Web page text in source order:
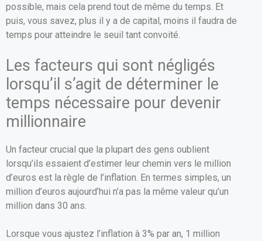
possible, mais cela prend tout de même du temps. Et
puis, vous savez, plus il y a de capital, moins il faudra de
temps pour atteindre le seuil tant convoité.
Les facteurs qui sont négligés
lorsqu’il s’agit de déterminer le
temps nécessaire pour devenir
millionnaire
Un facteur crucial que la plupart des gens oublient
lorsqu’ils essaient d’estimer leur chemin vers le million
d’euros est la règle de l’inflation. En termes simples, un
million d’euros aujourd’hui n’a pas la même valeur qu’un
million dans 30 ans.
Lorsque vous ajustez l’inflation à 3% par an, 1 million